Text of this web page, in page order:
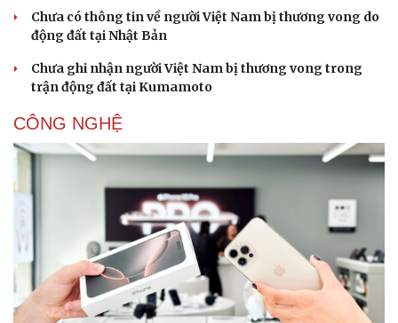
Doanh nghiệp
Doanh nghiệp 24h
Doanh nhân
Vì cộng đồng
Trải nghiệm
Chuyển đổi số
Chưa có thông tin về người Việt Nam bị thương vong do
động đất tại Nhật Bản
Chưa ghi nhận người Việt Nam bị thương vong trong
trận động đất tại Kumamoto
CÔNG NGHỆ